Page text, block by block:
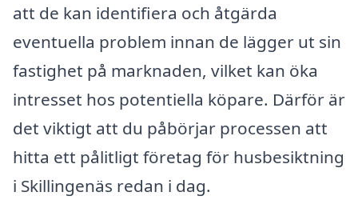
att de kan identifiera och åtgärda
eventuella problem innan de lägger ut sin
fastighet på marknaden, vilket kan öka
intresset hos potentiella köpare. Därför är
det viktigt att du påbörjar processen att
hitta ett pålitligt företag för husbesiktning
i Skillingenäs redan i dag.